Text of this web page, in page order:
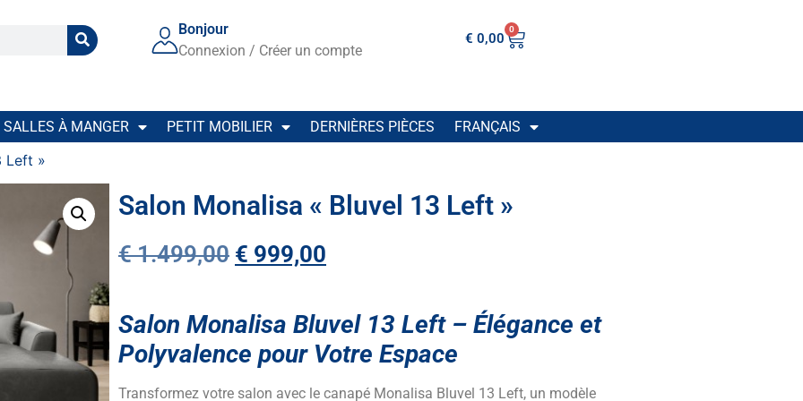
Bonjour
Connexion / Créer un compte
€ 0,00
0
SALLES À MANGER PETIT MOBILIER DERNIÈRES PIÈCES FRANÇAIS
Left »
Salon Monalisa « Bluvel 13 Left »
€1.499,00 € 999,00
Salon Monalisa Bluvel 13 Left – Élégance et
Polyvalence pour Votre Espace
Transformez votre salon avec le canapé Monalisa Bluvel 13 Left, un modèle